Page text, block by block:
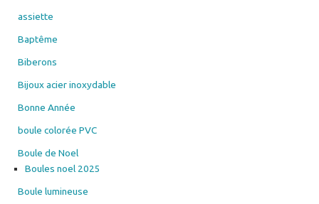
assiette
Baptême
Biberons
Bijoux acier inoxydable
Bonne Année
boule colorée PVC
Boule de Noel
Boules noel 2025
Boule lumineuse